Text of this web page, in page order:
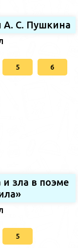
А. С. Пушкина
5 6
зла в поэме
5